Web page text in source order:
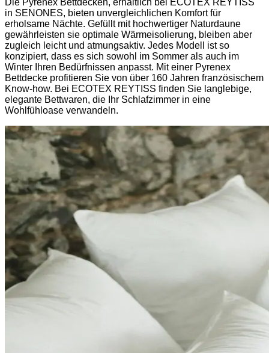
Die Pyrenex Bettdecken, erhältlich bei ECOTEX REYTISS
in SENONES, bieten unvergleichlichen Komfort für
erholsame Nächte. Gefüllt mit hochwertiger Naturdaune
gewährleisten sie optimale Wärmeisolierung, bleiben aber
zugleich leicht und atmungsaktiv. Jedes Modell ist so
konzipiert, dass es sich sowohl im Sommer als auch im
Winter Ihren Bedürfnissen anpasst. Mit einer Pyrenex
Bettdecke profitieren Sie von über 160 Jahren französischem
Know-how. Bei ECOTEX REYTISS finden Sie langlebige,
elegante Bettwaren, die Ihr Schlafzimmer in eine
Wohlfühloase verwandeln.